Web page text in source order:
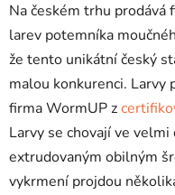
Na českém trhu
larev potemníka
že tento unikátní český
malou konkurenci. Larvy
firma WormUP z
Larvy se chovají ve
extrudovaným obilným
vykrmení projdou